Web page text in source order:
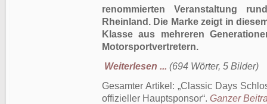
renommierten Veranstaltung
Rheinland. Die Marke zeigt in
Klasse aus mehreren
Motorsportvertretern.
Weiterlesen ... (694 Wörter, 5 Bilder)
Gesamter Artikel: Classic Days
offizieller Hauptsponsor . Ganzer